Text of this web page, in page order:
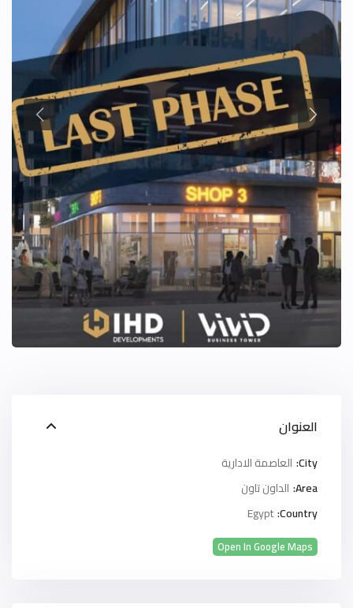
العنوان
City: العاصمة الادارية
Area: الداون تاون
Country:
Egypt
Open In Google Maps